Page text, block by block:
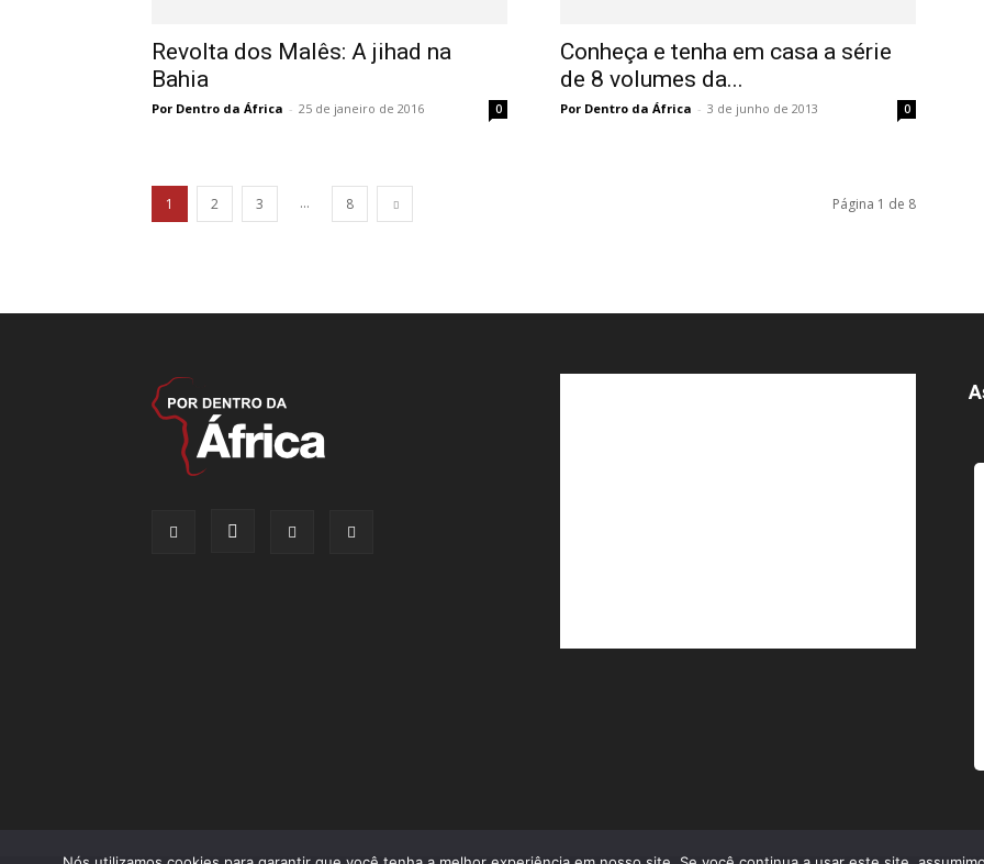
Revolta dos Malês: A jihad na
Bahia
Por Dentro da África - 25 de janeiro de 2016 0
Conheça e tenha em casa a série
de 8 volumes da...
Por Dentro da África - 3 de junho de 2013 0
1 2 3 ... 8 Página 1 de 8